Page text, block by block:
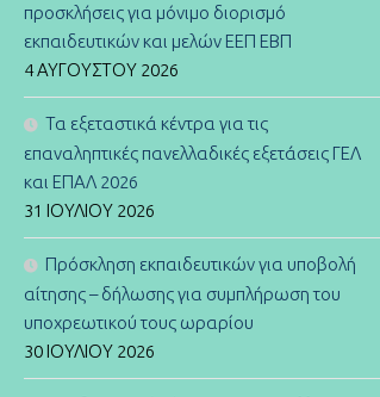
προσκλήσεις για μόνιμο διορισμό
εκπαιδευτικών και μελών ΕΕΠ ΕΒΠ
4 ΑΥΓΟΎΣΤΟΥ 2026
Τα εξεταστικά κέντρα για τις
επαναληπτικές πανελλαδικές εξετάσεις ΓΕΛ
και ΕΠΑΛ 2026
31 ΙΟΥΛΊΟΥ 2026
Πρόσκληση εκπαιδευτικών για υποβολή
αίτησης – δήλωσης για συμπλήρωση του
υποχρεωτικού τους ωραρίου
30 ΙΟΥΛΊΟΥ 2026